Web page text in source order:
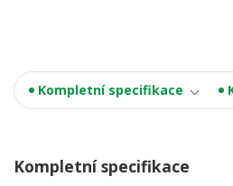
Kompletní specifikace
Kompletní specifikace